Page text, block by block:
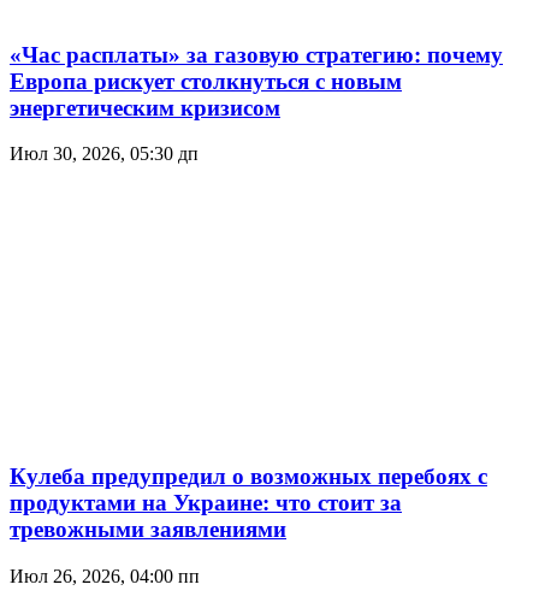
«Час расплаты» за газовую стратегию: почему
Европа рискует столкнуться с новым
энергетическим кризисом
Июл 30, 2026, 05:30 дп
Кулеба предупредил о возможных перебоях с
продуктами на Украине: что стоит за
тревожными заявлениями
Июл 26, 2026, 04:00 пп